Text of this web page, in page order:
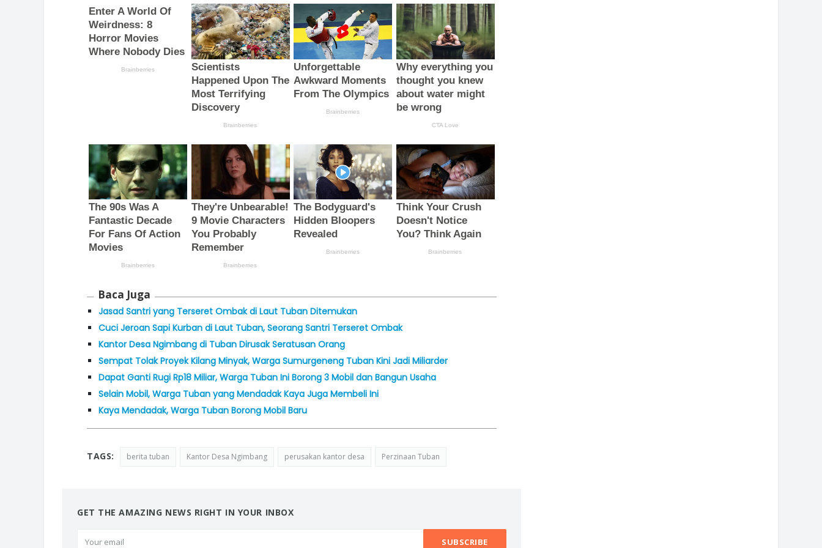
Baca Juga
Jasad Santri yang Terseret Ombak di Laut Tuban Ditemukan
Cuci Jeroan Sapi Kurban di Laut Tuban, Seorang Santri Terseret Ombak
Kantor Desa Ngimbang di Tuban Dirusak Seratusan Orang
Sempat Tolak Proyek Kilang Minyak, Warga Sumurgeneng Tuban Kini Jadi Miliarder
Dapat Ganti Rugi Rp18 Miliar, Warga Tuban Ini Borong 3 Mobil dan Bangun Usaha
Selain Mobil, Warga Tuban yang Mendadak Kaya Juga Membeli Ini
Kaya Mendadak, Warga Tuban Borong Mobil Baru
TAGS: berita tuban Kantor Desa Ngimbang perusakan kantor desa Perzinaan Tuban
GET THE AMAZING NEWS RIGHT IN YOUR INBOX